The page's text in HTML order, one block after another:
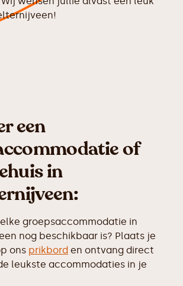
een
of
in
groepsaccommodatie in
nog beschikbaar is? Plaats je
ons prikbord en ontvang direct
leukste accommodaties in je